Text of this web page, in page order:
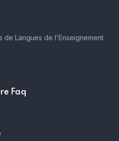
de Langues de l'Enseignement
Faq